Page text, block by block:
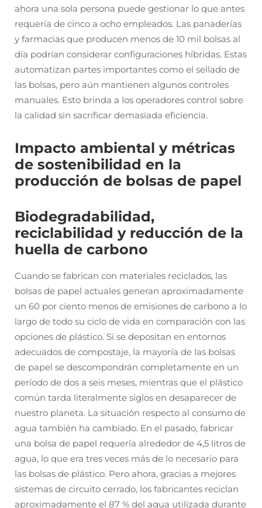
ahora una sola persona puede gestionar lo que antes
requería de cinco a ocho empleados. Las panaderías
y farmacias que producen menos de 10 mil bolsas al
día podrían considerar configuraciones híbridas. Estas
automatizan partes importantes como el sellado de
las bolsas, pero aún mantienen algunos controles
manuales. Esto brinda a los operadores control sobre
la calidad sin sacrificar demasiada eficiencia.
Impacto ambiental y métricas
de sostenibilidad en la
producción de bolsas de papel
Biodegradabilidad,
reciclabilidad y reducción de la
huella de carbono
Cuando se fabrican con materiales reciclados, las
bolsas de papel actuales generan aproximadamente
un 60 por ciento menos de emisiones de carbono a lo
largo de todo su ciclo de vida en comparación con las
opciones de plástico. Si se depositan en entornos
adecuados de compostaje, la mayoría de las bolsas
de papel se descompondrán completamente en un
período de dos a seis meses, mientras que el plástico
común tarda literalmente siglos en desaparecer de
nuestro planeta. La situación respecto al consumo de
agua también ha cambiado. En el pasado, fabricar
una bolsa de papel requería alrededor de 4,5 litros de
agua, lo que era tres veces más de lo necesario para
las bolsas de plástico. Pero ahora, gracias a mejores
sistemas de circuito cerrado, los fabricantes reciclan
aproximadamente el 87 % del agua utilizada durante